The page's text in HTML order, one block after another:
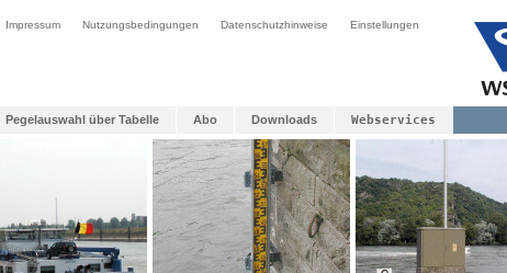
Impressum Nutzungsbedingungen Datenschutzhinweise Einstellungen
Pegelauswahl über Tabelle Abo Downloads Webservices